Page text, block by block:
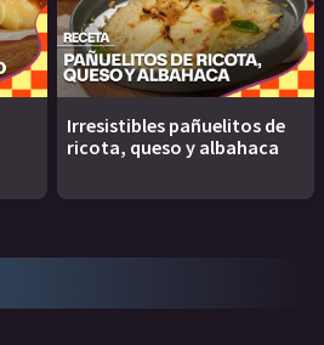
Irresistibles pañuelitos de
ricota, queso y albahaca